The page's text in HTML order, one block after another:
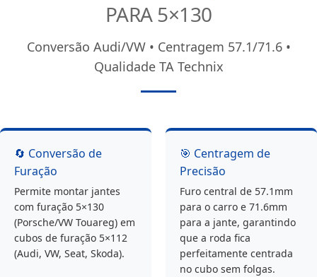
PARA 5×130
Conversão Audi/VW • Centragem 57.1/71.6 •
Qualidade TA Technix
🔄 Conversão de
Furação
Permite montar jantes
com furação 5×130
(Porsche/VW Touareg) em
cubos de furação 5×112
(Audi, VW, Seat, Skoda).
🎯 Centragem de
Precisão
Furo central de 57.1mm
para o carro e 71.6mm
para a jante, garantindo
que a roda fica
perfeitamente centrada
no cubo sem folgas.